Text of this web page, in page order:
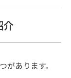
介
があります。